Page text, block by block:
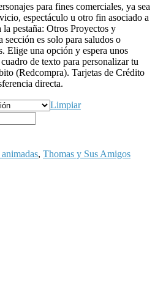
para fines comerciales, ya sea
espectáculo u otro fin asociado a
pestaña: Otros Proyectos y
sección es solo para saludos o
Elige una opción y espera unos
de texto para personalizar tu
(Redcompra). Tarjetas de Crédito
directa.
Limpiar
animadas, Thomas y Sus Amigos